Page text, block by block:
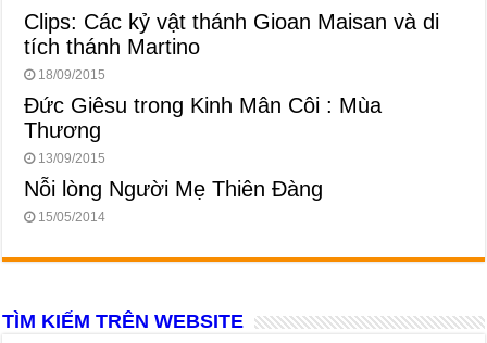
Clips: Các kỷ vật thánh Gioan Maisan và di
tích thánh Martino
18/09/2015
Đức Giêsu trong Kinh Mân Côi : Mùa
Thương
13/09/2015
Nỗi lòng Người Mẹ Thiên Đàng
15/05/2014
TÌM KIẾM TRÊN WEBSITE